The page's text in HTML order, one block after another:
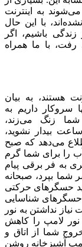
به اینترنت
با این حال
باشیم، اگر
رفت، با ما همراه
هستند، به بیان
سروکار داریم به
زنگ می‌زند،
بیدار نشوید،
می‌دهد که صبح
را برای شما گرم
به فر برقی پیام
شما بپرد، صبحانه
حسگرهای حرکتی
شناسایی
نداشتن به نور
نور لامپ را کاهش
شما از اتاق و
آشپزخانه روشن